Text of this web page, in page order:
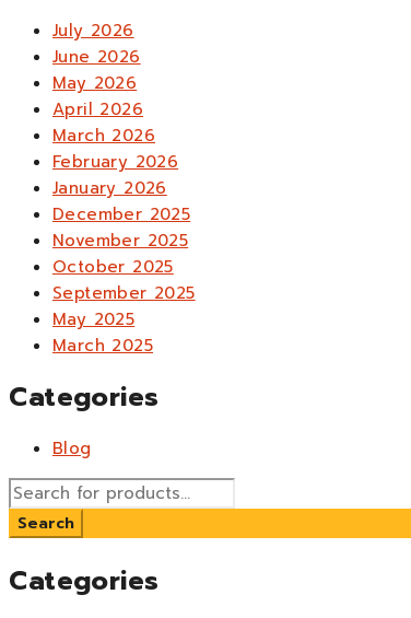
July 2026
June 2026
May 2026
April 2026
March 2026
February 2026
January 2026
December 2025
November 2025
October 2025
September 2025
May 2025
March 2025
Categories
Blog
Categories